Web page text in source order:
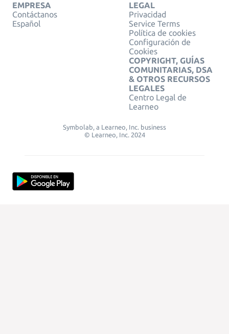
EMPRESA
Contáctanos
Español
LEGAL
Privacidad
Service Terms
Política de cookies
Configuración de
Cookies
COPYRIGHT, GUÍAS
COMUNITARIAS, DSA
& OTROS RECURSOS
LEGALES
Centro Legal de
Learneo
Symbolab, a Learneo, Inc. business
© Learneo, Inc. 2024